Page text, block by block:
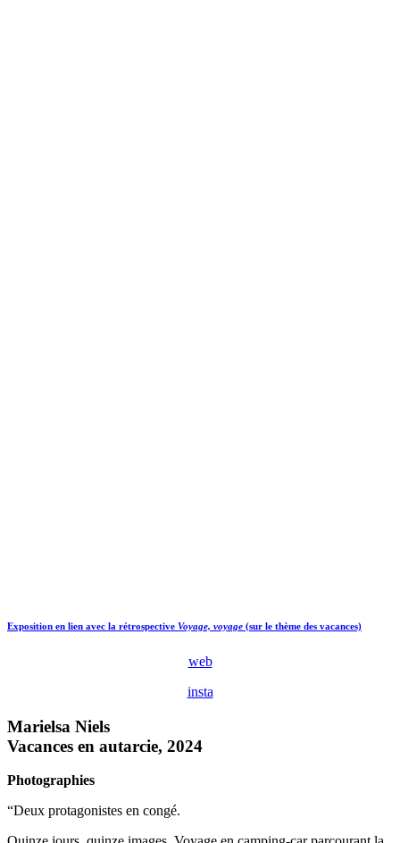
Exposition en lien avec la rétrospective Voyage, voyage (sur le thème des vacances)
web
insta
Marielsa Niels
Vacances en autarcie, 2024
Photographies
“Deux protagonistes en congé.